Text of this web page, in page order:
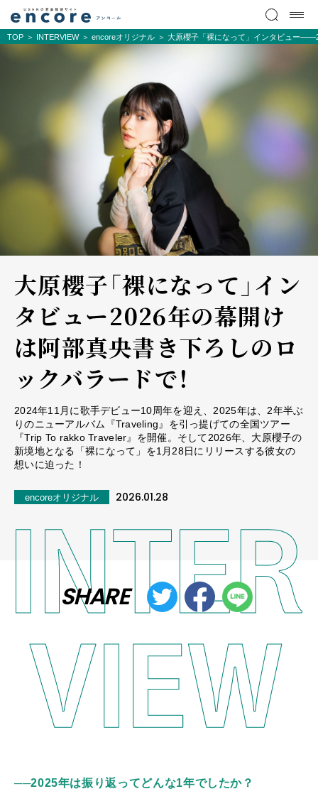
TOP INTERVIEW encoreオリジナル 大原櫻子「裸になって」インタビュー
大原櫻子「裸になって」イン
タビュー――2026年の幕開け
は阿部真央書き下ろしのロ
ックバラードで！
2024年11月に歌手デビュー10周年を迎え、2025年は、2年半ぶ
りのニューアルバム『Traveling』を引っ提げての全国ツアー
『Trip To rakko Traveler』を開催。そして2026年、大原櫻子の
新境地となる「裸になって」を1月28日にリリースする彼女の
想いに迫った！
encoreオリジナル 2026.01.28
SHARE
──2025年は振り返ってどんな1年でしたか？